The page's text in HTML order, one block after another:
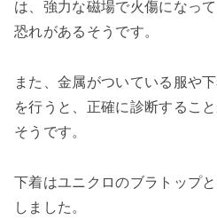
は、強力な磁場で火傷になっ
恐れがあるそうです。
また、金属がついている服や
を行うと、正確に診断するこ
そうです。
下着はユニクロのブラトップ
しました。